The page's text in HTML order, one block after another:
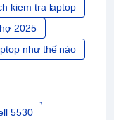
kiem tra laptop
2025
như thế nào
5530